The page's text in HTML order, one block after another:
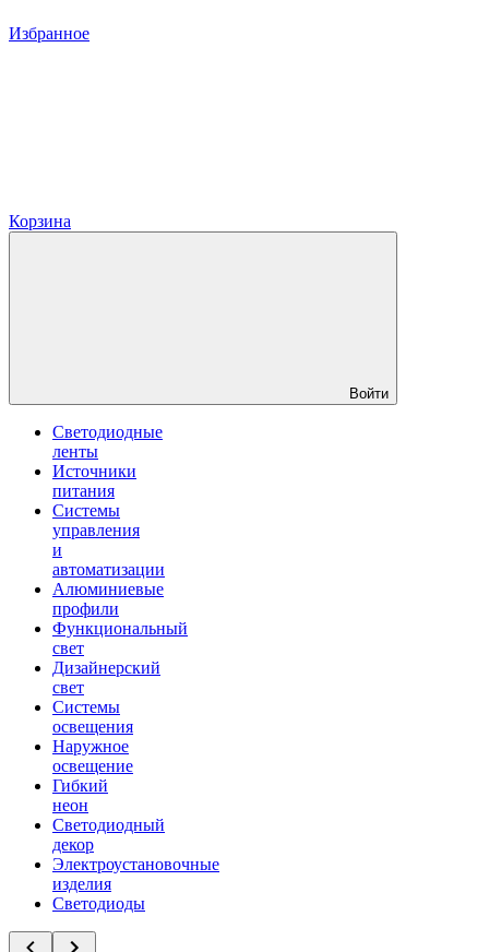
Избранное
Корзина
Войти
Светодиодные
ленты
Источники
питания
Системы
управления
и
автоматизации
Алюминиевые
профили
Функциональный
свет
Дизайнерский
свет
Системы
освещения
Наружное
освещение
Гибкий
неон
Светодиодный
декор
Электроустановочные
изделия
Светодиоды